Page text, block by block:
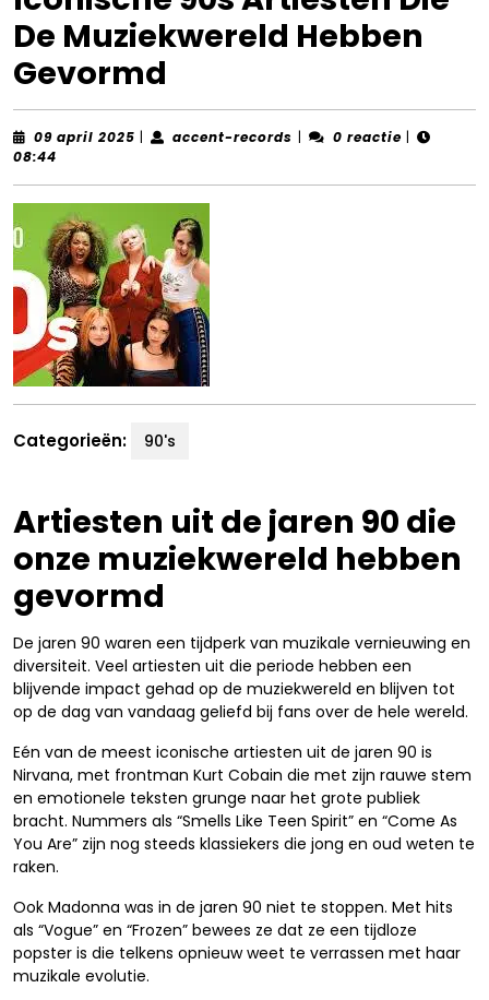
De Muziekwereld Hebben
Gevormd
09 april 2025 09
| accent-records accent-
| 0 reactie |
08:44
Categorieën: 90's
Artiesten uit de jaren 90 die
onze muziekwereld hebben
gevormd
De jaren 90 waren een tijdperk van muzikale vernieuwing en
diversiteit. Veel artiesten uit die periode hebben een
blijvende impact gehad op de muziekwereld en blijven tot
op de dag van vandaag geliefd bij fans over de hele wereld.
Eén van de meest iconische artiesten uit de jaren 90 is
Nirvana, met frontman Kurt Cobain die met zijn rauwe stem
en emotionele teksten grunge naar het grote publiek
bracht. Nummers als “Smells Like Teen Spirit” en “Come As
You Are” zijn nog steeds klassiekers die jong en oud weten te
raken.
Ook Madonna was in de jaren 90 niet te stoppen. Met hits
als “Vogue” en “Frozen” bewees ze dat ze een tijdloze
popster is die telkens opnieuw weet te verrassen met haar
muzikale evolutie.